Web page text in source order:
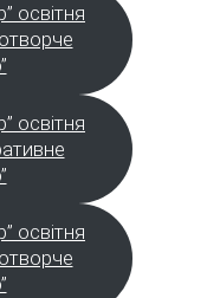
освітня
освітня
освітня